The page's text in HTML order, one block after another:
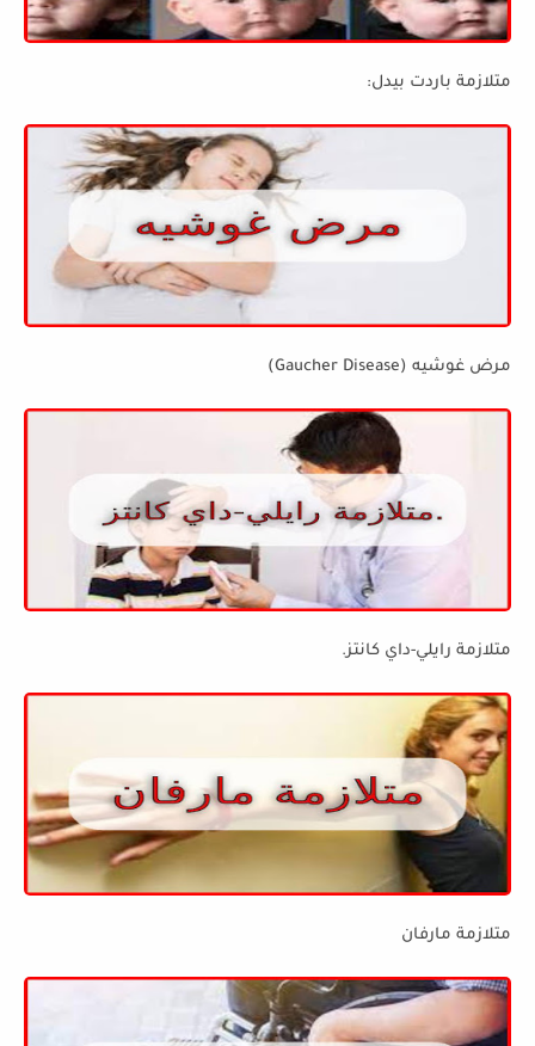
متلازمة باردت بيدل:
مرض غوشيه (Gaucher Disease)
متلازمة رايلي-داي كانتز.
متلازمة مارفان